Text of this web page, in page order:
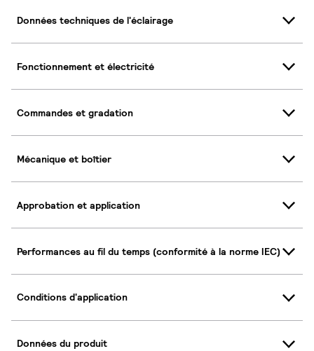
Données techniques de l'éclairage
Fonctionnement et électricité
Commandes et gradation
Mécanique et boîtier
Approbation et application
Performances au fil du temps (conformité à la norme IEC)
Conditions d'application
Données du produit